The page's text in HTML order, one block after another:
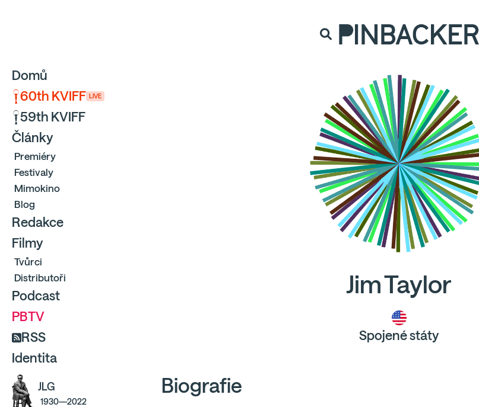
PINBACKER
Domů
60th KVIFF LIVE
59th KVIFF
Články
Premiéry
Festivaly
Mimokino
Blog
Redakce
Filmy
Tvůrci
Distributoři
Podcast
PBTV
RSS
Identita
JLG
1930—2022
Jim Taylor
Spojené státy
Biografie